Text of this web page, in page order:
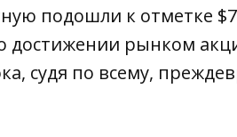
подошли к отметке
достижении рынком
судя по всему,